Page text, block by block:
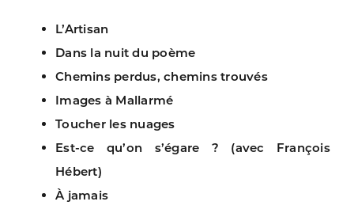
L’Artisan
Dans la nuit du poème
Chemins perdus, chemins trouvés
Images à Mallarmé
Toucher les nuages
Est-ce qu’on s’égare ? (avec François
Hébert)
À jamais